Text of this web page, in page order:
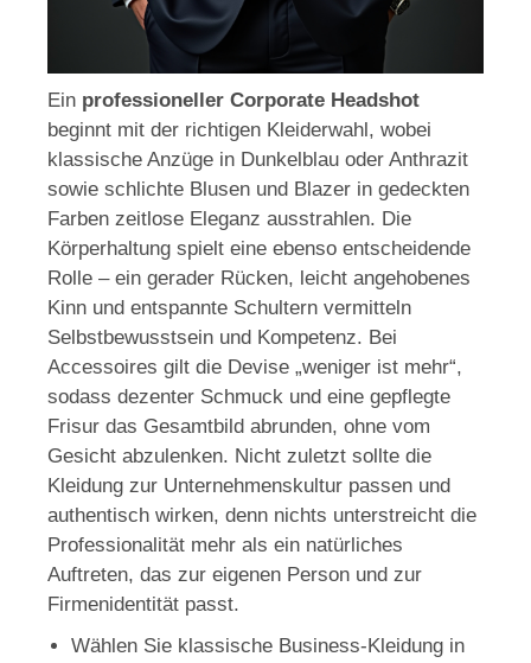
Ein professioneller Corporate Headshot
beginnt mit der richtigen Kleiderwahl, wobei
klassische Anzüge in Dunkelblau oder Anthrazit
sowie schlichte Blusen und Blazer in gedeckten
Farben zeitlose Eleganz ausstrahlen. Die
Körperhaltung spielt eine ebenso entscheidende
Rolle – ein gerader Rücken, leicht angehobenes
Kinn und entspannte Schultern vermitteln
Selbstbewusstsein und Kompetenz. Bei
Accessoires gilt die Devise „weniger ist mehr“,
sodass dezenter Schmuck und eine gepflegte
Frisur das Gesamtbild abrunden, ohne vom
Gesicht abzulenken. Nicht zuletzt sollte die
Kleidung zur Unternehmenskultur passen und
authentisch wirken, denn nichts unterstreicht die
Professionalität mehr als ein natürliches
Auftreten, das zur eigenen Person und zur
Firmenidentität passt.
Wählen Sie klassische Business-Kleidung in